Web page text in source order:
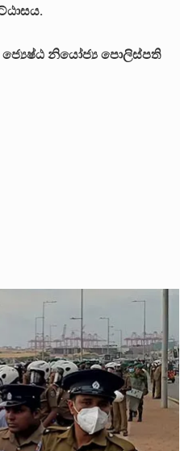
ජ්‍යෙෂ්ඨ නියෝජ්‍ය පොලිස්පති